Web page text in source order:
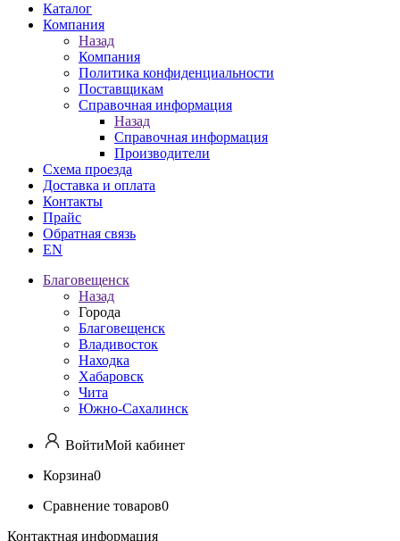
Каталог
Компания
Назад
Компания
Политика конфиденциальности
Поставщикам
Справочная информация
Назад
Справочная информация
Производители
Схема проезда
Доставка и оплата
Контакты
Прайс
Обратная связь
EN
Благовещенск
Назад
Города
Благовещенск
Владивосток
Находка
Хабаровск
Чита
Южно-Сахалинск
ВойтиМой кабинет
Корзина0
Сравнение товаров0
Контактная информация